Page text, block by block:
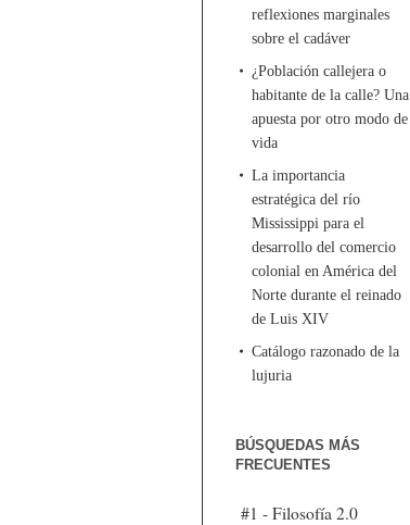
reflexiones marginales
sobre el cadáver
¿Población callejera o
habitante de la calle? Una
apuesta por otro modo de
vida
La importancia
estratégica del río
Mississippi para el
desarrollo del comercio
colonial en América del
Norte durante el reinado
de Luis XIV
Catálogo razonado de la
lujuria
BÚSQUEDAS MÁS
FRECUENTES
#1 - Filosofía 2.0